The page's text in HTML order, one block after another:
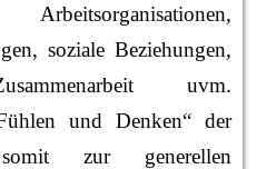
soziale Beziehungen,
uvm.
und Denken“ der
zur generellen